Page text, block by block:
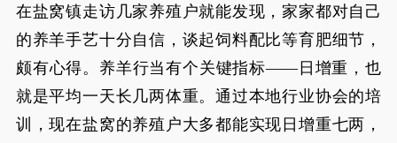
在盐窝镇走访几家养殖户就能发现，家家都对自己
的养羊手艺十分自信，谈起饲料配比等育肥细节，
颇有心得。养羊行当有个关键指标——日增重，也
就是平均一天长几两体重。通过本地行业协会的培
训，现在盐窝的养殖户大多都能实现日增重七两，